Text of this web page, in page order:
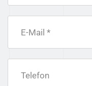
E-Mail *
Telefon